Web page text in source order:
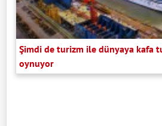
Şimdi de turizm ile dünyaya kafa
oynuyor